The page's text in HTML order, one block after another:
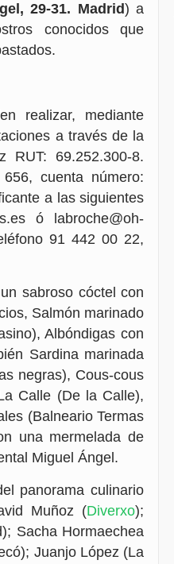
29-31. Madrid) a
conocidos que
realizar, mediante
a través de la
RUT: 69.252.300-8.
cuenta número:
a las siguientes
ó labroche@oh-
91 442 00 22,
sabroso cóctel con
Salmón marinado
Albóndigas con
Sardina marinada
negras), Cous-cous
Calle (De la Calle),
(Balneario Termas
una mermelada de
Miguel Ángel.
panorama culinario
Muñoz (Diverxo);
Sacha Hormaechea
Juanjo López (La